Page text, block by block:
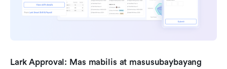
Lark Approval: Mas mabilis at masusubaybayang